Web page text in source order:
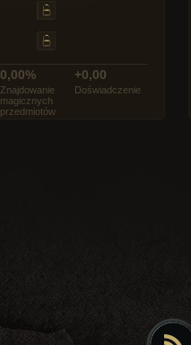
0,00%
Znajdowanie
magicznych
przedmiotów
+0,00
Doświadczenie